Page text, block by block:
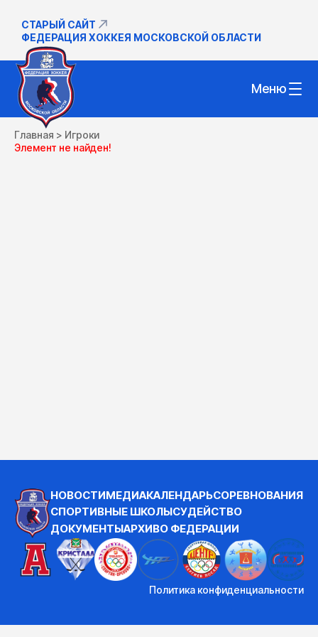
СТАРЫЙ САЙТ
ФЕДЕРАЦИЯ ХОККЕЯ МОСКОВСКОЙ ОБЛАСТИ
Меню
Главная > Игроки
Элемент не найден!
НОВОСТИМЕДИАКАЛЕНДАРЬСОРЕВНОВАНИЯ
СПОРТИВНЫЕ ШКОЛЫСУДЕЙСТВО
ДОКУМЕНТЫАРХИВО ФЕДЕРАЦИИ
Политика конфиденциальности